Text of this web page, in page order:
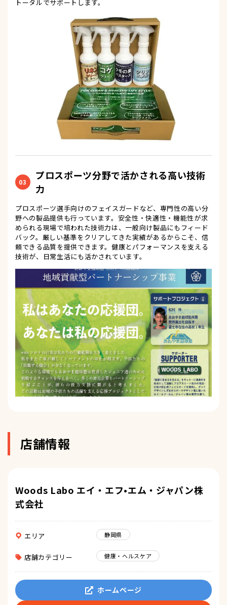
トータルでサポートします。
03
プロスポーツ分野で活かされる高い技術
力
プロスポーツ選手向けのフェイスガードなど、専門性の高い分
野への製品提供も行っています。安全性・快適性・機能性が求
められる現場で培われた技術力は、一般向け製品にもフィード
バック。厳しい基準をクリアしてきた実績があるからこそ、信
頼できる品質を提供できます。健康とパフォーマンスを支える
技術が、日常生活にも活かされています。
店舗情報
Woods Labo エイ・エフ•エム・ジャパン株
式会社
エリア 静岡県
店舗カテゴリー 健康・ヘルスケア
ホームページ